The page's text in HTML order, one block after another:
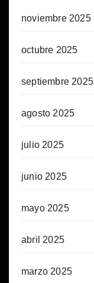
noviembre 2025
octubre 2025
septiembre 2025
agosto 2025
julio 2025
junio 2025
mayo 2025
abril 2025
marzo 2025